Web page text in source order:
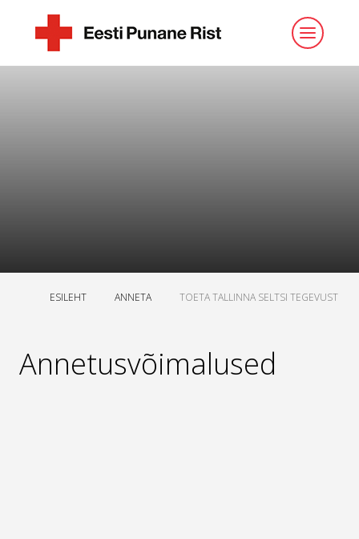
ESILEHT ANNETA TOETA TALLINNA SELTSI TEGEVUST
Annetusvõimalused